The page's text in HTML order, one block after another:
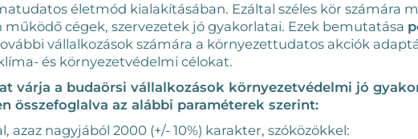
életmód kialakításában. Ezáltal széles kör számára
működő cégek, szervezetek jó gyakorlatai. Ezek bemutatása
vállalkozások számára a környezettudatos akciók
és környezetvédelmi célokat.
várja a budaörsi vállalkozások környezetvédelmi jó
összefoglalva az alábbi paraméterek szerint:
azaz nagyjából 2000 (+/- 10%) karakter, szóközökkel: